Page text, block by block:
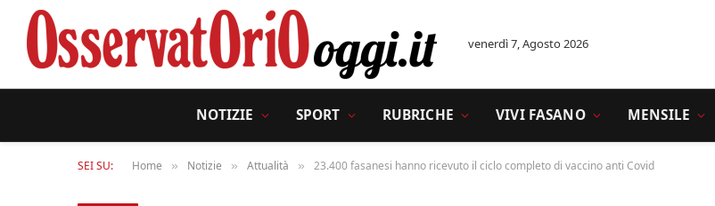
venerdì 7, Agosto 2026
NOTIZIE SPORT RUBRICHE VIVI FASANO MENSILE
SEI SU: Home » Notizie » Attualità » 23.400 fasanesi hanno ricevuto il ciclo completo di vaccino anti Covid